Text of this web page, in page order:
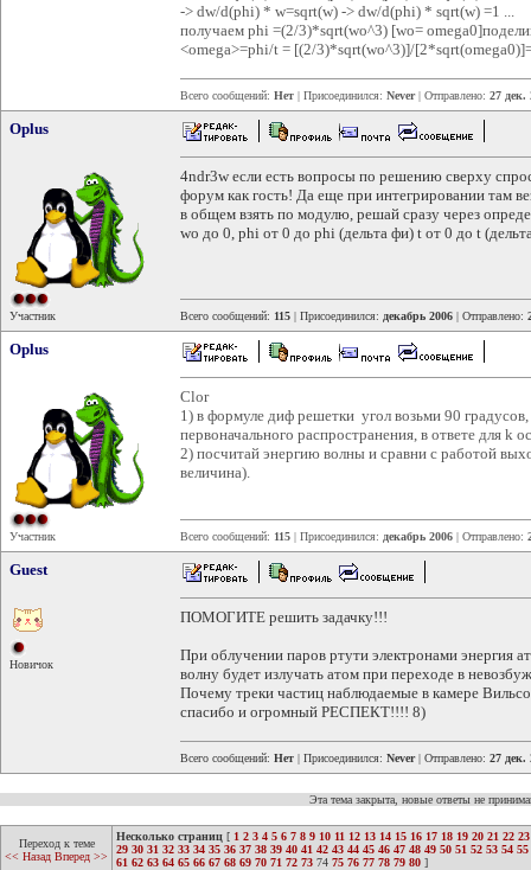
-> dw/d(phi) * w=sqrt(w) -> dw/d(phi) * sqrt(w) =1 ...
получаем phi =(2/3)*sqrt(wo^3) [wo=
<omega>=phi/t = [(2/3)*sqrt(wo^3)]/
Всего сообщений: Нет | Присоединился: Never| Отправлено: 27 дек.
Oplus
Участник
4ndr3w если есть вопросы по решению сверху
форум как гость! Да еще при интегрировании там
в общем взять по модулю, решай сразу через
wo до 0, phi от 0 до phi (дельта фи) t от 0 до t
Всего сообщений: 115 | Присоединился: декабрь 2006 | Отправлено:
Oplus
Участник
Clor
1) в формуле диф решетки угол возьми 90
первоначального распространения, в ответе для k
2) посчитай энергию волны и сравни с работой
величина).
Всего сообщений: 115 | Присоединился: декабрь 2006 | Отправлено:
Guest
Новичок
ПОМОГИТЕ решить задачку!!!
При облучении паров ртути электронами энергия
волну будет излучать атом при переходе в
Почему треки частиц наблюдаемые в камере
спасибо и огромный РЕСПЕКТ!!!! 8)
Всего сообщений: Нет | Присоединился: Never| Отправлено: 27 дек.
Эта тема закрыта, новые ответы не
Переход к теме
<< Назад Вперед >>
Несколько страниц [ 1 2 3 4 5 6 7 8 9 10 11 12 13 14 15 16 17 18 19 20 21 22 23
29 30 31 32 33 34 35 36 37 38 39 40 41 42 43 44 45 46 47 48 49 50 51 52 53 54 55
61 62 63 64 65 66 67 68 69 70 71 72 73 74 75 76 77 78 79 80 ]